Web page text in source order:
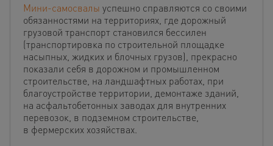
Мини-самосвалы успешно справляются со своими
обязанностями на территориях, где дорожный
грузовой транспорт становился бессилен
(транспортировка по строительной площадке
насыпных, жидких и блочных грузов), прекрасно
показали себя в дорожном и промышленном
строительстве, на ландшафтных работах, при
благоустройстве территории, демонтаже зданий,
на асфальтобетонных заводах для внутренних
перевозок, в подземном строительстве,
в фермерских хозяйствах.